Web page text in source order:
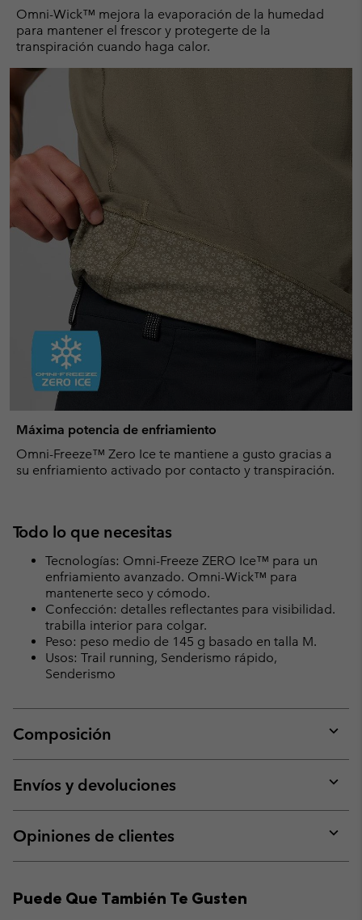
Omni-Wick™ mejora la evaporación de la humedad
para mantener el frescor y protegerte de la
transpiración cuando haga calor.
Máxima potencia de enfriamiento
Omni-Freeze™ Zero Ice te mantiene a gusto gracias a
su enfriamiento activado por contacto y transpiración.
Todo lo que necesitas
Tecnologías: Omni-Freeze ZERO Ice™ para un
enfriamiento avanzado. Omni-Wick™ para
mantenerte seco y cómodo.
Confección: detalles reflectantes para visibilidad.
trabilla interior para colgar.
Peso: peso medio de 145 g basado en talla M.
Usos: Trail running, Senderismo rápido,
Senderismo
Composición
or
Envíos y devoluciones
or
Opiniones de clientes
or
Puede Que También Te Gusten